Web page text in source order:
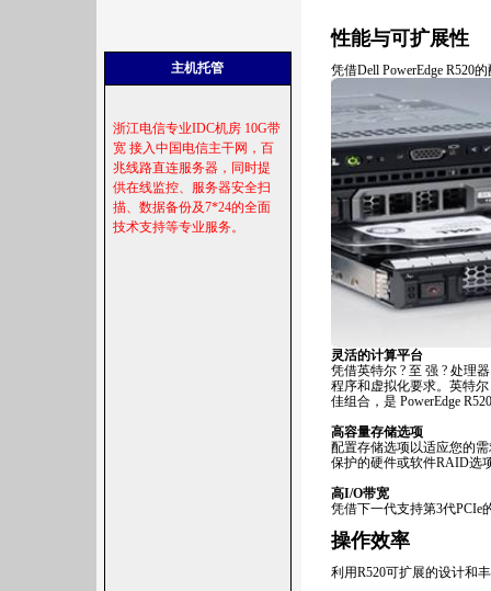
主机托管
浙江电信专业IDC机房 10G带
宽 接入中国电信主干网，百
兆线路直连服务器，同时提
供在线监控、服务器安全扫
描、数据备份及7*24的全面
技术支持等专业服务。
性能与可扩展性
凭借Dell PowerEdge R520
灵活的计算平台
凭借英特尔 ? 至 强 ? 处理
程序和虚拟化要求。英特
佳组合，是 PowerEdge
高容量存储选项
配置存储选项以适应您的
保护的硬件或软件RAID选
高I/O带宽
凭借下一代支持第3代PCIe
操作效率
利用R520可扩展的设计和